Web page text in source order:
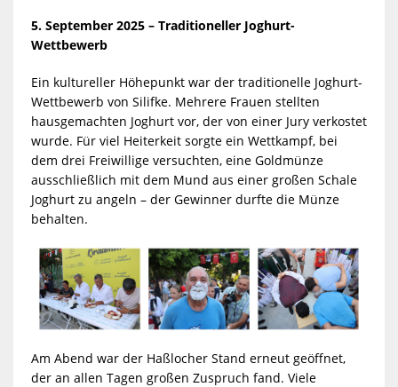
5. September 2025 – Traditioneller Joghurt-
Wettbewerb
Ein kultureller Höhepunkt war der traditionelle Joghurt-
Wettbewerb von Silifke. Mehrere Frauen stellten
hausgemachten Joghurt vor, der von einer Jury verkostet
wurde. Für viel Heiterkeit sorgte ein Wettkampf, bei
dem drei Freiwillige versuchten, eine Goldmünze
ausschließlich mit dem Mund aus einer großen Schale
Joghurt zu angeln – der Gewinner durfte die Münze
behalten.
Am Abend war der Haßlocher Stand erneut geöffnet,
der an allen Tagen großen Zuspruch fand. Viele